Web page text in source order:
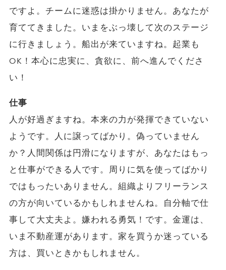
ですよ。チームに迷惑は掛かりません。あなたが
育ててきました。いまをぶっ壊して次のステージ
に行きましょう。船出が来ていますね。起業も
OK！本心に忠実に、貪欲に、前へ進んでくださ
い！
仕事
人が好過ぎますね。本来の力が発揮できていない
ようです。人に譲ってばかり。偽っていません
か？人間関係は円滑になりますが、あなたはもっ
と仕事ができる人です。周りに気を使ってばかり
ではもったいありません。組織よりフリーランス
の方が向いているかもしれませんね。自分軸で仕
事して大丈夫よ。嫌われる勇気！です。金運は、
いま不動産運があります。家を買うか迷っている
方は、買いときかもしれません。